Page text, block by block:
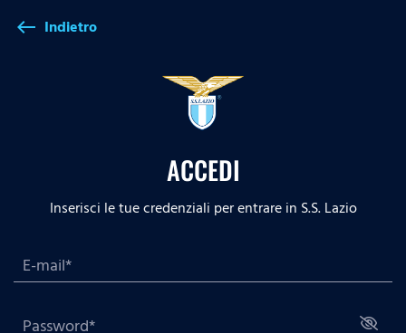
west Indietro
ACCEDI
Inserisci le tue credenziali per entrare in S.S. Lazio